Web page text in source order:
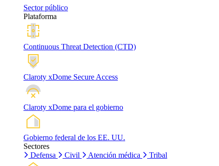
Sector público
Plataforma
Continuous Threat Detection (CTD)
Claroty xDome Secure Access
Claroty xDome para el gobierno
Gobierno federal de los EE. UU.
Sectores
Defensa
Civil Atención médica Tribal